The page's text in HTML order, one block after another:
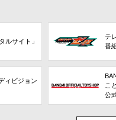
ルサイト」
テ
番
ィビジョン
こ
公